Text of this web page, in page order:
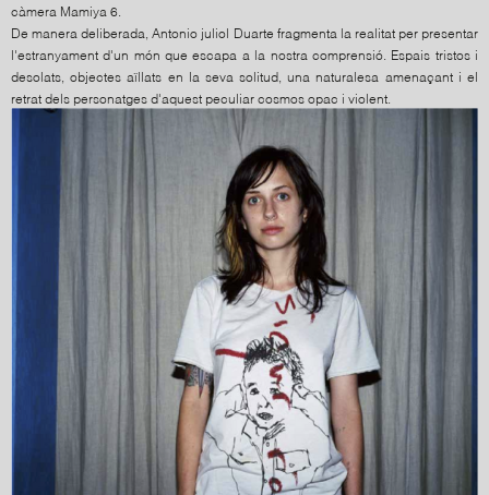
càmera Mamiya 6.
De manera deliberada, Antonio juliol Duarte fragmenta la realitat per presentar
l'estranyament d'un món que escapa a la nostra comprensió. Espais tristos i
desolats, objectes aïllats en la seva solitud, una naturalesa amenaçant i el
retrat dels personatges d'aquest peculiar cosmos opac i violent.